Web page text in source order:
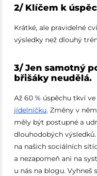
2/ Klíčem k
Krátké, ale pravidelné
výsledky než dlouhý
3/ Jen samotný
břišáky neudělá.
Až 60 % úspěchu tkví
jídelníčku. Změny v
měly být postupné a
dlouhodobých
na našich sociálních
a nezapomeň ani na
u nás na blogu. Vyhneš